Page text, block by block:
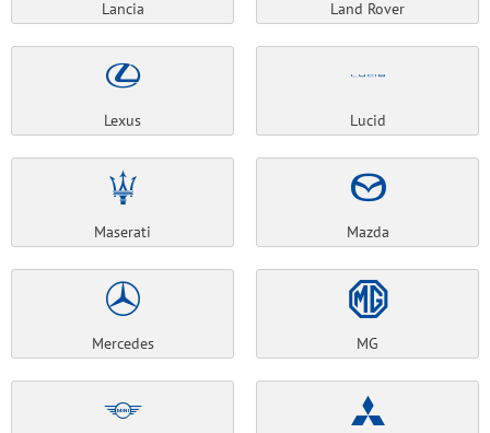
Lancia Land Rover
Lexus Lucid
Maserati Mazda
Mercedes MG